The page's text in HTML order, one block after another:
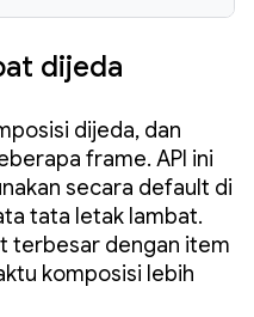
dijeda
dijeda, dan
frame. API ini
secara default di
tata letak lambat.
terbesar dengan item
komposisi lebih